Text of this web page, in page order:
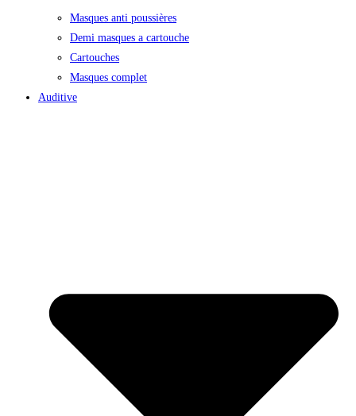
Masques anti poussières
Demi masques a cartouche
Cartouches
Masques complet
Auditive